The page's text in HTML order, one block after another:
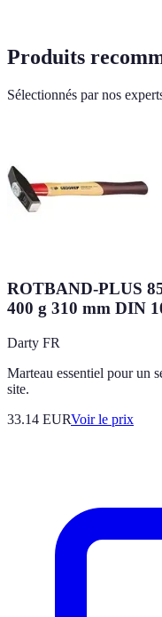
Produits
Sélectionnés par nos
ROTBAND-PLUS
400 g 310 mm DIN
Darty FR
Marteau essentiel pour un
site.
33.14 EURVoir le prix